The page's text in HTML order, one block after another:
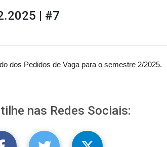
| #7
dos Pedidos de Vaga para o semestre 2/2025.
nas Redes Sociais: